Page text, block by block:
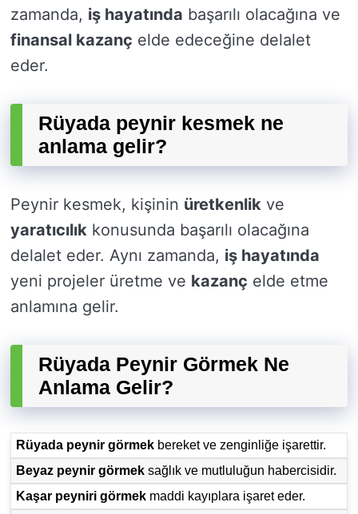
zamanda, iş hayatında başarılı olacağına ve
finansal kazanç elde edeceğine delalet
eder.
Rüyada peynir kesmek ne
anlama gelir?
Peynir kesmek, kişinin üretkenlik ve
yaratıcılık konusunda başarılı olacağına
delalet eder. Aynı zamanda, iş hayatında
yeni projeler üretme ve kazanç elde etme
anlamına gelir.
Rüyada Peynir Görmek Ne
Anlama Gelir?
Rüyada peynir görmek bereket ve zenginliğe işarettir.
Beyaz peynir görmek sağlık ve mutluluğun habercisidir.
Kaşar peyniri görmek maddi kayıplara işaret eder.